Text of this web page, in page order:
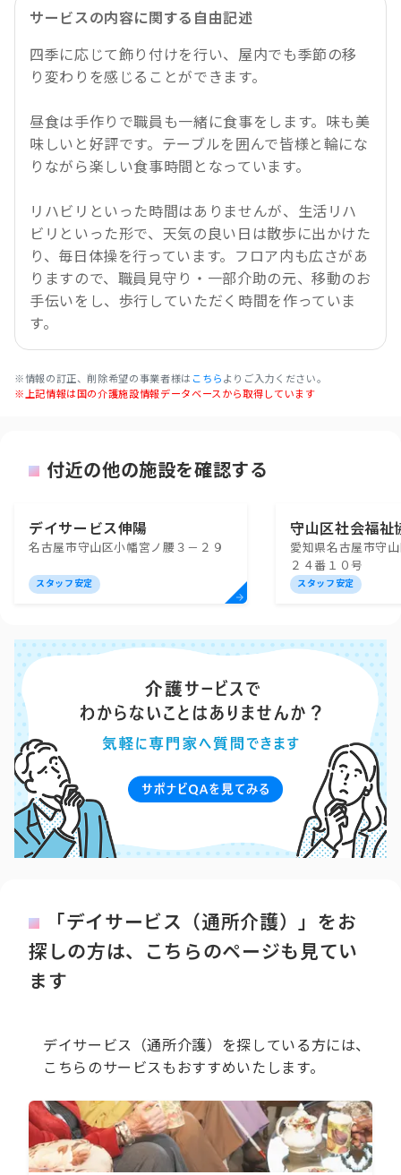
サービスの内容に関する自由記述
四季に応じて飾り付けを行い、屋内でも季節の移
り変わりを感じることができます。
昼食は手作りで職員も一緒に食事をします。味も美
味しいと好評です。テーブルを囲んで皆様と輪にな
りながら楽しい食事時間となっています。
リハビリといった時間はありませんが、生活リハ
ビリといった形で、天気の良い日は散歩に出かけた
り、毎日体操を行っています。フロア内も広さがあ
りますので、職員見守り・一部介助の元、移動のお
手伝いをし、歩行していただく時間を作っていま
す。
※情報の訂正、削除希望の事業者様は こちら よりご入力ください。
※上記情報は国の介護施設情報データベースから取得しています
付近の他の施設を確認する
デイサービス伸陽
名古屋市守山区小幡宮ノ腰３－２９
スタッフ安定
守山区社会福祉
ービスセンター
愛知県名古屋市守
２４番１０号
スタッフ安定
「デイサービス（通所介護）」をお
探しの方は、こちらのページも見てい
ます
デイサービス（通所介護）を探している方には、
こちらのサービスもおすすめいたします。